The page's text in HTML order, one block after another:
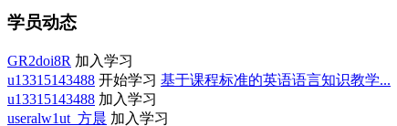
学员动态
GR2doi8R 加入学习
u13315143488 开始学习 基于课程标准的英语语言知识教学...
u13315143488 加入学习
useralw1ut_方晨 加入学习